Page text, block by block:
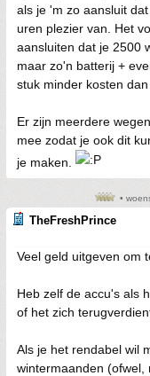
als je 'm zo aansluit
uren plezier van. Het
aansluiten dat je 2500
maar zo'n batterij +
stuk minder kosten
Er zijn meerdere
mee zodat je ook dit
je maken.
•
TheFreshPrince
Veel geld uitgeven om
Heb zelf de accu's als
of het zich
Als je het rendabel wil
wintermaanden (ofwel,